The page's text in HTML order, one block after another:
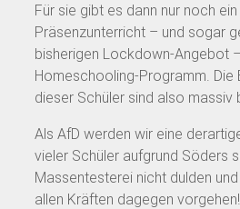
Für sie gibt es dann nur noch
Präsenzunterricht – und sogar
bisherigen Lockdown-Angebot
Homeschooling-Programm. Die
dieser Schüler sind also massiv
Als AfD werden wir eine
vieler Schüler aufgrund Söders
Massentesterei nicht dulden
allen Kräften dagegen